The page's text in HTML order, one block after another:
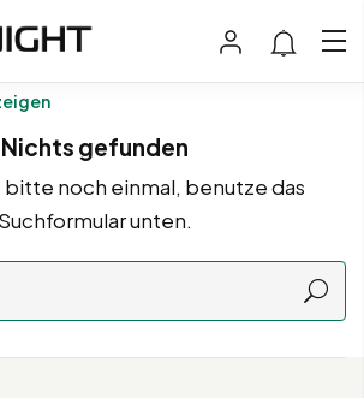
Nichts gefunden
bitte noch einmal, benutze das
Suchformular unten.